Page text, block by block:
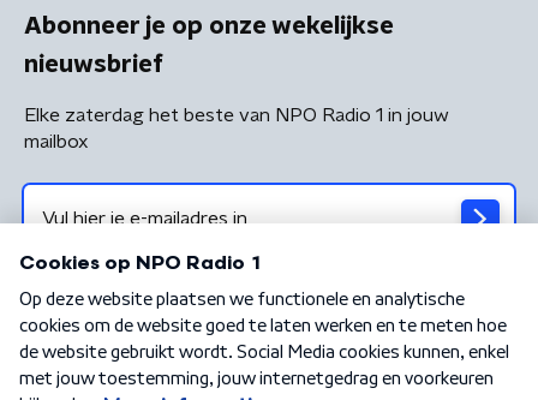
Abonneer je op onze wekelijkse
nieuwsbrief
Elke zaterdag het beste van NPO Radio 1 in jouw
mailbox
Algemene voorwaarden